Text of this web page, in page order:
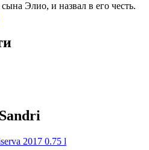
Элио, и назвал в его честь.